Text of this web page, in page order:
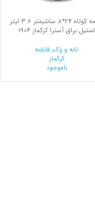
قابلمه کوتاه 24*8 سانتیمتر 3.6 لیتر
استیل براق آسترا کرکماز 1904
تابه و وک,قابلمه
کرکماز
ناموجود